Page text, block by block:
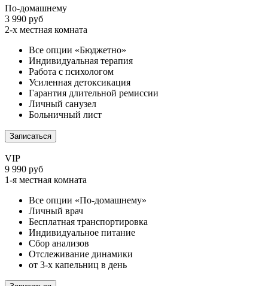
По-домашнему
3 990 руб
2-х местная комната
Все опции «Бюджетно»
Индивидуальная терапия
Работа с психологом
Усиленная детоксикация
Гарантия длительной ремиссии
Личный санузел
Больничный лист
Записаться
VIP
9 990 руб
1-я местная комната
Все опции «По-домашнему»
Личный врач
Бесплатная транспортировка
Индивидуальное питание
Сбор анализов
Отслеживание динамики
от 3-х капельниц в день